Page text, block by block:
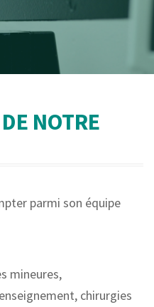
NOTRE
parmi son équipe
mineures,
chirurgies